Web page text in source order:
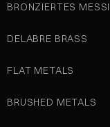
BRONZIERTES
DELABRE BRASS
FLAT METALS
BRUSHED METALS